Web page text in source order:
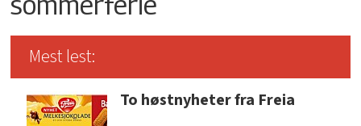
Mest lest:
To høstnyheter fra Freia